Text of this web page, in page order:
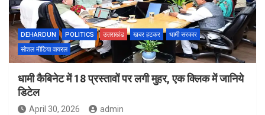
DEHARDUN POLITICS उत्तराखंड खबर हटकर
धामी सरकार
सोशल मीडिया वायरल
धामी कैबिनेट में 18 प्रस्तावों पर लगी मुहर, एक क्लिक में जानिये
डिटेल
April 30, 2026 admin